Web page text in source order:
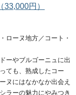
円）
ローヌ地方／コート・
ーやブルゴーニュに出
ても、熟成したコー
ヌにはなかなか出会え
ラーの魅力にやみつき